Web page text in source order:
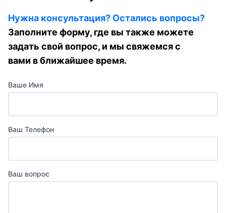
Нужна консультация? Остались вопросы?
Заполните форму, где вы также можете
задать свой вопрос, и мы свяжемся с
вами в ближайшее время.
Ваше Имя
Ваш Телефон
Ваш вопрос